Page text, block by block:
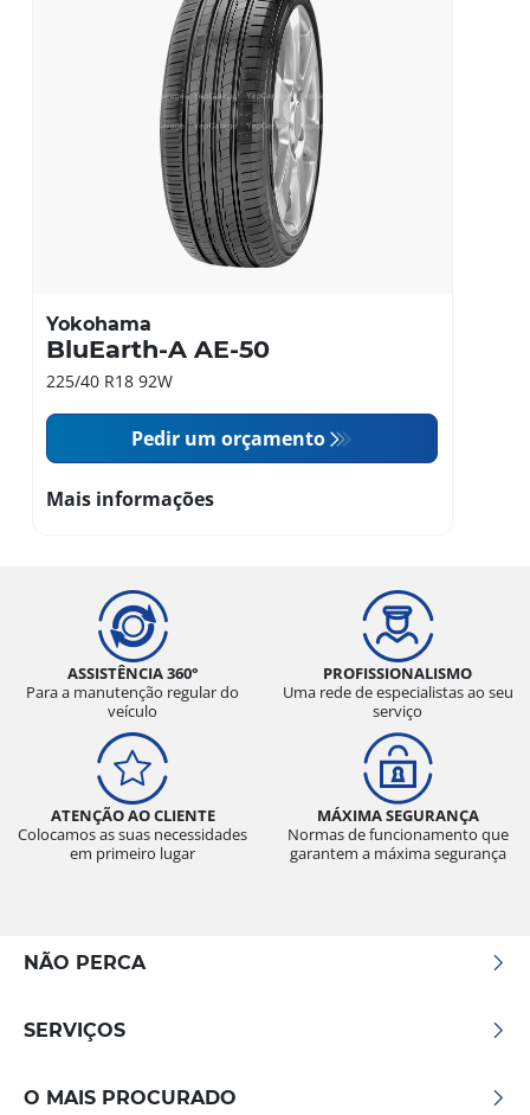
Yokohama
BluEarth-A AE-50
225/40 R18 92W
Pedir um orçamento
Mais informações
ASSISTÊNCIA 360°
Para a manutenção regular do
veículo
PROFISSIONALISMO
Uma rede de especialistas ao seu
serviço
ATENÇÃO AO CLIENTE
Colocamos as suas necessidades
em primeiro lugar
MÁXIMA SEGURANÇA
Normas de funcionamento que
garantem a máxima segurança
NÃO PERCA
SERVIÇOS
O MAIS PROCURADO